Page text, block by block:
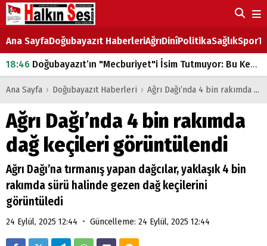
Ana SayfaDoğubayazıt HaberleriAğrıDinîPolitikaSağlıkSpor
18:46 Doğubayazıt’ın "Mecburiyet"i İsim Tutmuyor: Bu Kez de Mem u Zîn Oldu!
07:53Doğubayazıt’ta Ekmek Fiyatlarına Zam
07:16 Doğubayazıt'ta çocukların sırtındaki ağır yük
07:00DEVLET ve HÜKÜMET
18:29ÇARŞI CADDESİ YAZ BOZ TAHTASI
Ana Sayfa › Doğubayazıt Haberleri › Ağrı Dağı’nda 4 bin rakımda dağ keçileri görüntülendi
Ağrı Dağı’nda 4 bin rakımda
dağ keçileri görüntülendi
Ağrı Dağı’na tırmanış yapan dağcılar, yaklaşık 4 bin
rakımda sürü halinde gezen dağ keçilerini
görüntüledi
24 Eylül, 2025 12:44 • Güncelleme: 24 Eylül, 2025 12:44